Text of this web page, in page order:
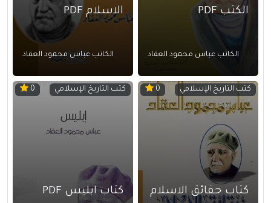
الكتب PDF
الكاتب عباس محمود العقاد
الاسلام PDF
الكاتب عباس محمود العقاد
كتب التاريخ الإسلامي 0
كتاب حقائق الاسلام
كتب التاريخ الإسلامي 0
كتاب ابليس PDF